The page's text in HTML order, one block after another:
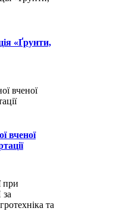
«Ґрунти,
вченої